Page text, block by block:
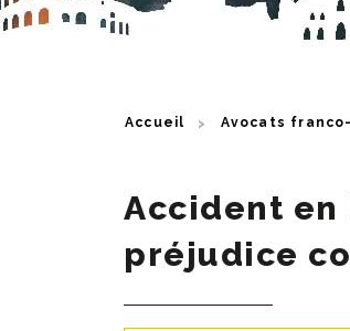
Accueil Avocats
Accident en
préjudice